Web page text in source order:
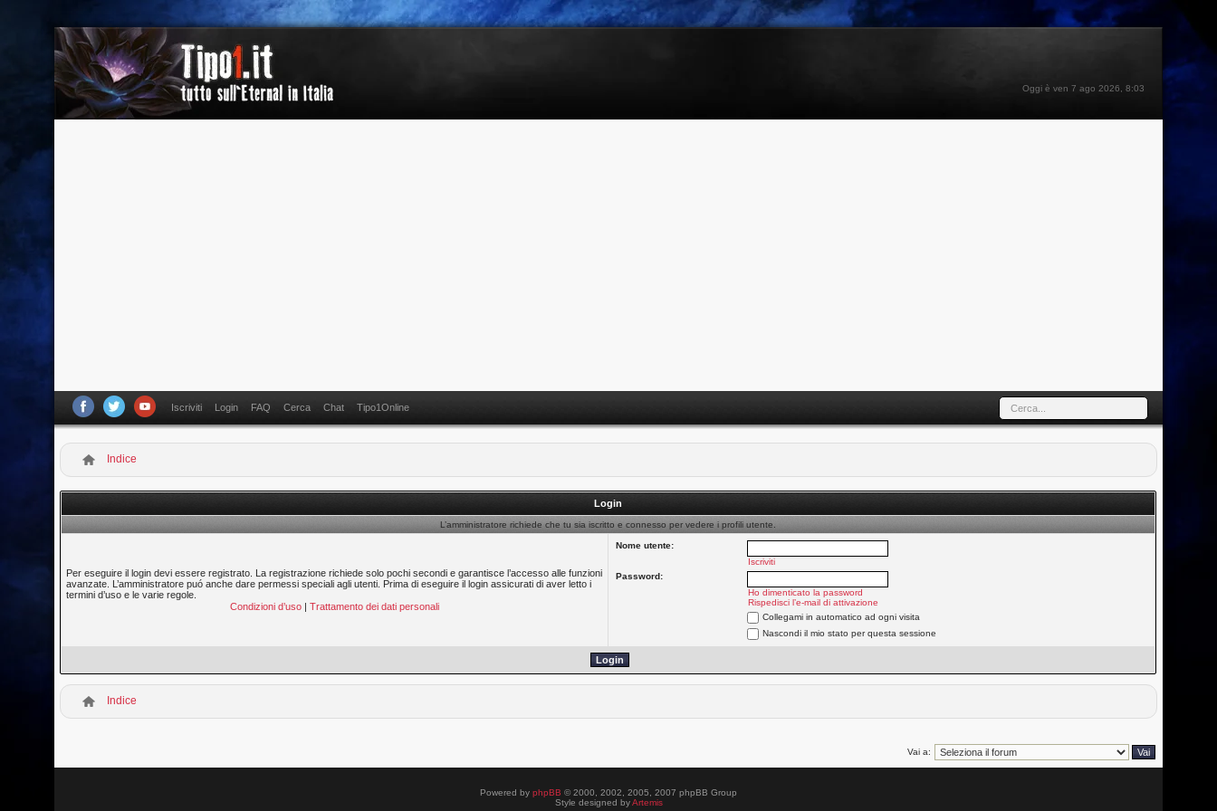
Oggi è ven 7 ago 2026, 8:03
Iscriviti Login FAQ Cerca Chat Tipo1Online
Indice
Login
L’amministratore richiede che tu sia iscritto e connesso per vedere i profili utente.
Per eseguire il login devi essere registrato. La registrazione richiede solo pochi secondi e garantisce l’accesso alle funzioni
avanzate. L’amministratore puó anche dare permessi speciali agli utenti. Prima di eseguire il login assicurati di aver letto i
termini d’uso e le varie regole.
Condizioni d’uso |Trattamento dei dati personali
Nome utente:
Iscriviti
Password:
Ho dimenticato la password
Rispedisci l’e-mail di attivazione
Collegami in automatico ad ogni visita
Nascondi il mio stato per questa sessione
Indice
Vai a:
Powered by phpBB © 2000, 2002, 2005, 2007 phpBB Group
Style designed byArtemis